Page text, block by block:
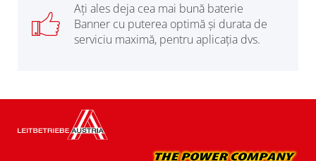
Aţi ales deja cea mai bună baterie
Banner cu puterea optimă şi durata de
serviciu maximă, pentru aplicaţia dvs.